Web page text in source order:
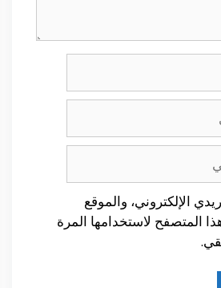
الإلكتروني، والموقع
المتصفح لاستخدامها المرة